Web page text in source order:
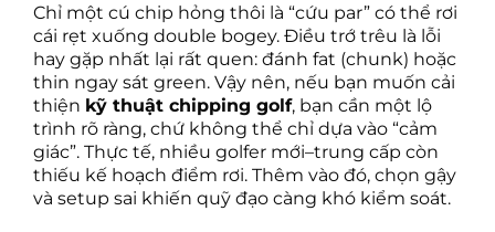
Chỉ một cú chip hỏng thôi là “cứu par” có thể rơi
cái rẹt xuống double bogey. Điều trớ trêu là lỗi
hay gặp nhất lại rất quen: đánh fat (chunk) hoặc
thin ngay sát green. Vậy nên, nếu bạn muốn cải
thiện kỹ thuật chipping golf, bạn cần một lộ
trình rõ ràng, chứ không thể chỉ dựa vào “cảm
giác”. Thực tế, nhiều golfer mới–trung cấp còn
thiếu kế hoạch điểm rơi. Thêm vào đó, chọn gậy
và setup sai khiến quỹ đạo càng khó kiểm soát.